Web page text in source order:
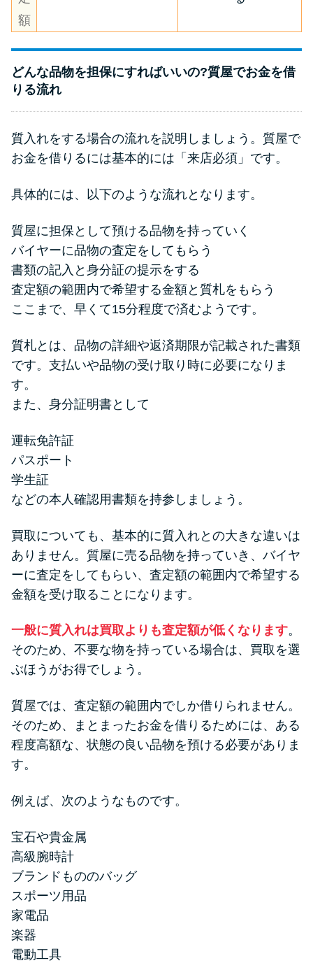
額
どんな品物を担保にすればいいの?質屋でお金を借
りる流れ
質入れをする場合の流れを説明しましょう。質屋で
お金を借りるには基本的には「来店必須」です。
具体的には、以下のような流れとなります。
質屋に担保として預ける品物を持っていく
バイヤーに品物の査定をしてもらう
書類の記入と身分証の提示をする
査定額の範囲内で希望する金額と質札をもらう
ここまで、早くて15分程度で済むようです。
質札とは、品物の詳細や返済期限が記載された書類
です。支払いや品物の受け取り時に必要になりま
す。
また、身分証明書として
運転免許証
パスポート
学生証
などの本人確認用書類を持参しましょう。
買取についても、基本的に質入れとの大きな違いは
ありません。質屋に売る品物を持っていき、バイヤ
ーに査定をしてもらい、査定額の範囲内で希望する
金額を受け取ることになります。
一般に質入れは買取よりも査定額が低くなります。
そのため、不要な物を持っている場合は、買取を選
ぶほうがお得でしょう。
質屋では、査定額の範囲内でしか借りられません。
そのため、まとまったお金を借りるためには、ある
程度高額な、状態の良い品物を預ける必要がありま
す。
例えば、次のようなものです。
宝石や貴金属
高級腕時計
ブランドもののバッグ
スポーツ用品
家電品
楽器
電動工具